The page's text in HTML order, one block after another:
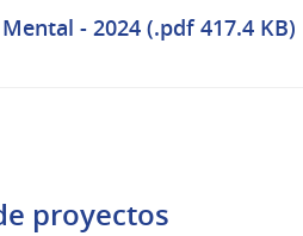
- 2024 (.pdf 417.4 KB)
proyectos